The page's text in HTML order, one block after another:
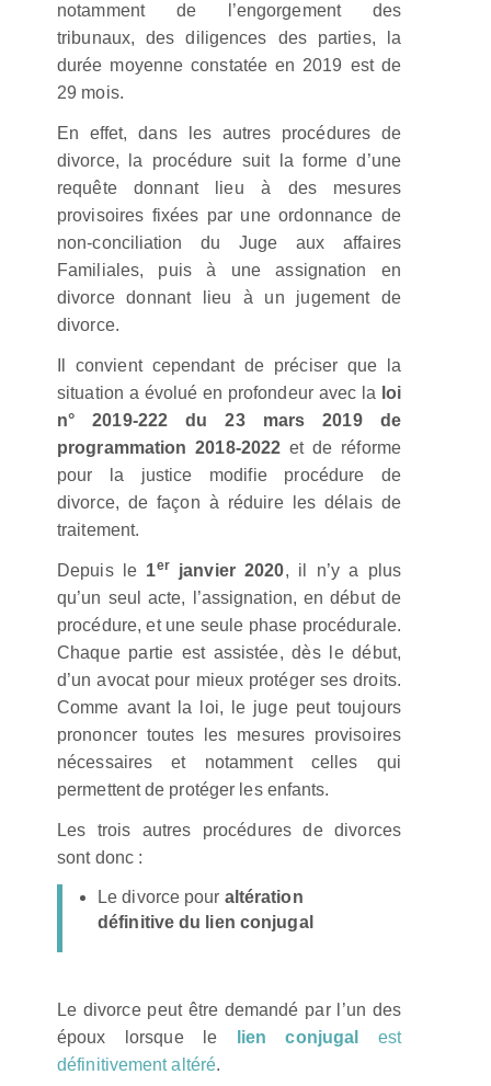
notamment de l’engorgement des
tribunaux, des diligences des parties, la
durée moyenne constatée en 2019 est de
29 mois.
En effet, dans les autres procédures de
divorce, la procédure suit la forme d’une
requête donnant lieu à des mesures
provisoires fixées par une ordonnance de
non-conciliation du Juge aux affaires
Familiales, puis à une assignation en
divorce donnant lieu à un jugement de
divorce.
Il convient cependant de préciser que la
situation a évolué en profondeur avec la loi
n° 2019-222 du 23 mars 2019 de
programmation 2018-2022et de réforme
pour la justice modifie procédure de
divorce, de façon à réduire les délais de
traitement.
Depuis le 1erjanvier 2020, il n’y a plus
qu’un seul acte, l’assignation, en début de
procédure, et une seule phase procédurale.
Chaque partie est assistée, dès le début,
d’un avocat pour mieux protéger ses droits.
Comme avant la loi, le juge peut toujours
prononcer toutes les mesures provisoires
nécessaires et notamment celles qui
permettent de protéger les enfants.
Les trois autres procédures de divorces
sont donc :
Le divorce pour altération
définitive du lien conjugal
Le divorce peut être demandé par l’un des
époux lorsque le
lien conjugal
est
définitivement altéré.